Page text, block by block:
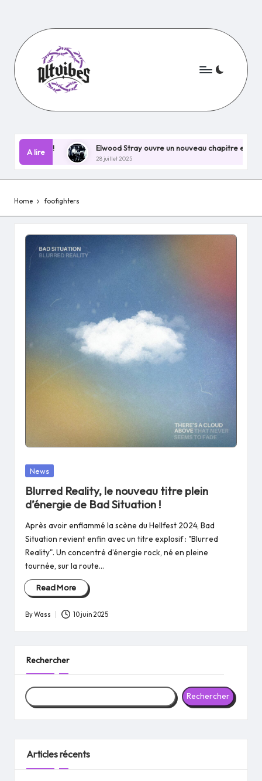
content
A lire Elwood Stray ouvre un nouveau chapitre explosif avec
28 juillet 2025
Home foofighters
Posted
News
Blurred Reality, le nouveau titre plein
d’énergie de Bad Situation !
Après avoir enflammé la scène du Hellfest 2024, Bad
Situation revient enfin avec un titre explosif : "Blurred
Reality". Un concentré d’énergie rock, né en pleine
tournée, sur la route…
Read More
Posted
ByWass 10 juin 2025
Rechercher
Rechercher
Articles récents